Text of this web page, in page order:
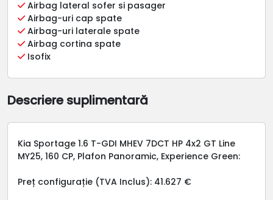
Airbag lateral sofer si pasager
Airbag-uri cap spate
Airbag-uri laterale spate
Airbag cortina spate
Isofix
Descriere suplimentară
Kia Sportage 1.6 T-GDI MHEV 7DCT HP 4x2 GT Line
MY25, 160 CP, Plafon Panoramic, Experience Green:
Preț configurație (TVA Inclus): 41.627 €